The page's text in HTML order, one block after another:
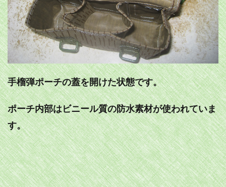
手榴弾ポーチの蓋を開けた状態です。
ポーチ内部はビニール質の防水素材が使われていま
す。